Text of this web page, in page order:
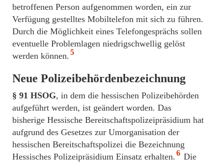
betroffenen Person aufgenommen worden, ein zur
Verfügung gestelltes Mobiltelefon mit sich zu führen.
Durch die Möglichkeit eines Telefongesprächs sollen
eventuelle Problemlagen niedrigschwellig gelöst
werden können.5
Neue Polizeibehördenbezeichnung
§ 91 HSOG, in dem die hessischen Polizeibehörden
aufgeführt werden, ist geändert worden. Das
bisherige Hessische Bereitschaftspolizeipräsidium hat
aufgrund des Gesetzes zur Umorganisation der
hessischen Bereitschaftspolizei die Bezeichnung
Hessisches Polizeipräsidium Einsatz erhalten.6 Die